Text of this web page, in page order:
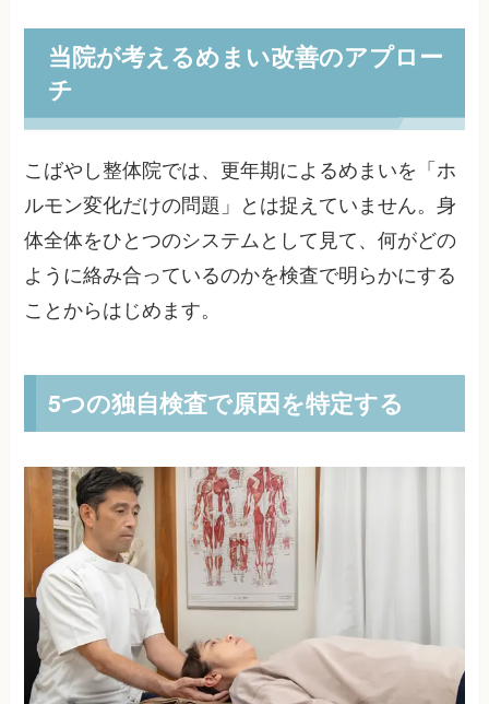
当院が考えるめまい改善のアプロー
チ
こばやし整体院では、更年期によるめまいを「ホ
ルモン変化だけの問題」とは捉えていません。身
体全体をひとつのシステムとして見て、何がどの
ように絡み合っているのかを検査で明らかにする
ことからはじめます。
5つの独自検査で原因を特定する